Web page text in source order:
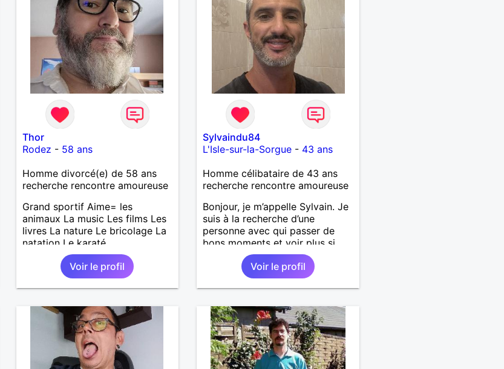
Thor
Rodez - 58 ans
Homme divorcé(e) de 58 ans
recherche rencontre amoureuse
Grand sportif Aime= les
animaux La music Les films Les
livres La nature Le bricolage La
natation Le karaté
Voir le profil
Sylvaindu84
L'Isle-sur-la-Sorgue - 43 ans
Homme célibataire de 43 ans
recherche rencontre amoureuse
Bonjour, je m’appelle Sylvain. Je
suis à la recherche d’une
personne avec qui passer de
bons moments et voir plus si
nous nous correspondons.
J’aime la nature, les voyages et
aussi faire la fête de temps en
temps ;-)Je suis papa d’un petit
m’occupe en garde alternée.
J’aime à peu près tous les styles
de musique. (Oui je suis pas trop
fan de Jul). Je fais du sport
pour garder la forme et plutôt
Voir le profil